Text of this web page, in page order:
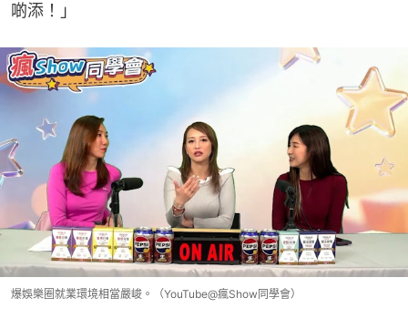
啲添！」
爆娛樂圈就業環境相當嚴峻。（YouTube@瘋Show同學會）